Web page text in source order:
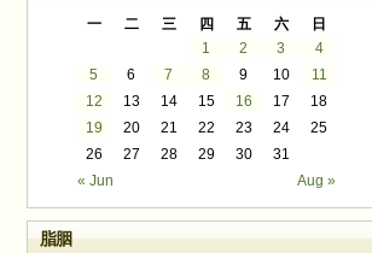
一 二 三 四 五 六 日
« Jun Aug »
1 2 3
4
5
6 7 8 9 10
11
12
13 14 15 16 17
18
19
20 21 22 23 24
25
26
27 28 29 30 31
脂胭